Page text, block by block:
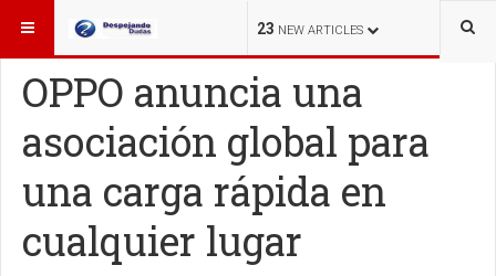
23 NEW ARTICLES
ESTÁ AQUÍ: TECNOLOGÍA
OPPO anuncia una
asociación global para
una carga rápida en
cualquier lugar